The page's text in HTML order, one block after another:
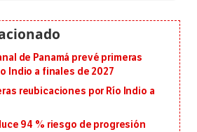
de Panamá prevé primeras
Indio a finales de 2027
reubicaciones por Río Indio a
94 % riesgo de progresión